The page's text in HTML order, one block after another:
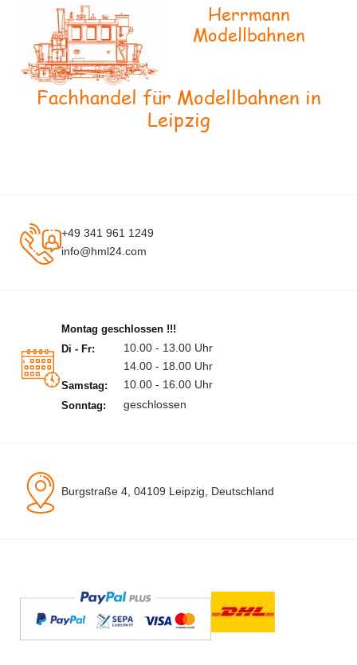
Herrmann
Modellbahnen
Fachhandel für Modellbahnen in
Leipzig
+49 341 961 1249
info@hml24.com
Montag geschlossen !!!
Di - Fr:
10.00 - 13.00 Uhr
14.00 - 18.00 Uhr
Samstag: 10.00 - 16.00 Uhr
Sonntag: geschlossen
Burgstraße 4, 04109 Leipzig, Deutschland